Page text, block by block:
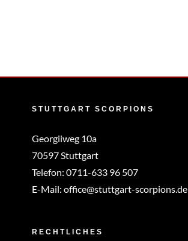
STUTTGART SCORPIONS
Georgiiweg 10a
70597 Stuttgart
Telefon: 0711-633 96 507
E-Mail: office@stuttgart-scorpions.de
RECHTLICHES